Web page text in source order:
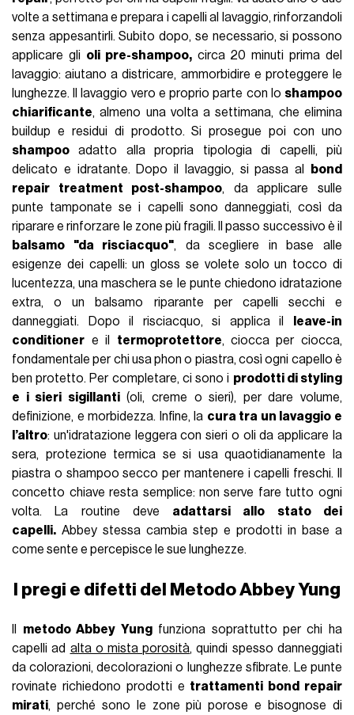
volte a settimana e prepara i capelli al lavaggio, rinforzandoli
senza appesantirli. Subito dopo, se necessario, si possono
applicare gli oli pre-shampoo,circa 20 minuti prima del
lavaggio: aiutano a districare, ammorbidire e proteggere le
lunghezze. Il lavaggio vero e proprio parte con lo shampoo
chiarificante, almeno una volta a settimana, che elimina
buildup e residui di prodotto. Si prosegue poi con uno
shampoo adatto alla propria tipologia di capelli, più
delicato e idratante. Dopo il lavaggio, si passa al
bond
repair treatment post-shampoo, da applicare sulle
punte tamponate se i capelli sono danneggiati, così da
riparare e rinforzare le zone più fragili. Il passo successivo è il
balsamo "da risciacquo", da scegliere in base alle
esigenze dei capelli: un gloss se volete solo un tocco di
lucentezza, una maschera se le punte chiedono idratazione
extra, o un balsamo riparante per capelli secchi e
danneggiati. Dopo il risciacquo, si applica il
leave-in
conditioner e il termoprotettore, ciocca per ciocca,
fondamentale per chi usa phon o piastra, così ogni capello è
ben protetto. Per completare, ci sono i prodotti di styling
e i sieri sigillanti(oli, creme o sieri), per dare volume,
definizione, e morbidezza. Infine, la cura tra un lavaggio e
l’altro: un'idratazione leggera con sieri o oli da applicare la
sera, protezione termica se si usa quaotidianamente la
piastra o shampoo secco per mantenere i capelli freschi. Il
concetto chiave resta semplice: non serve fare tutto ogni
volta. La routine deve adattarsi allo stato dei
capelli. Abbey stessa cambia step e prodotti in base a
come sente e percepisce le sue lunghezze.
I pregi e difetti del Metodo Abbey Yung
metodo Abbey Yungfunziona soprattutto per chi ha
capelli ad alta o mista porosità, quindi spesso danneggiati
da colorazioni, decolorazioni o lunghezze sfibrate. Le punte
rovinate richiedono prodotti e trattamenti bond repair
mirati, perché sono le zone più porose e bisognose di